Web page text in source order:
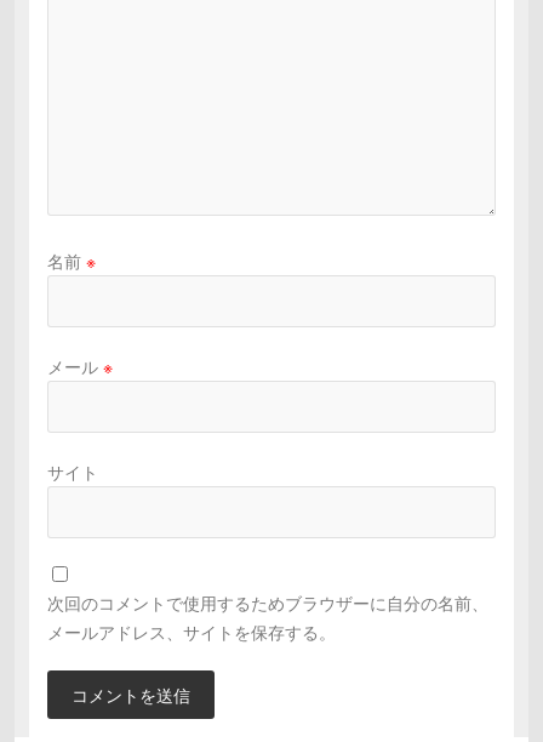
名前 ※
メール ※
サイト
次回のコメントで使用するためブラウザーに自分の名前、
メールアドレス、サイトを保存する。